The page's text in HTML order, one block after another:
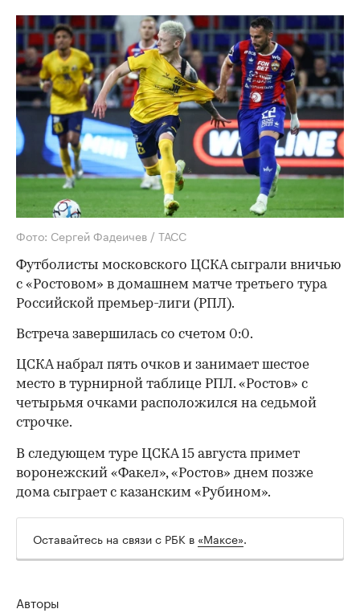
Фото: Сергей Фадеичев / ТАСС
Футболисты московского ЦСКА сыграли вничью
с «Ростовом» в домашнем матче третьего тура
Российской премьер-лиги (РПЛ).
Встреча завершилась со счетом 0:0.
ЦСКА набрал пять очков и занимает шестое
место в турнирной таблице РПЛ. «Ростов» с
четырьмя очками расположился на седьмой
строчке.
В следующем туре ЦСКА 15 августа примет
воронежский «Факел», «Ростов» днем позже
дома сыграет с казанским «Рубином».
Оставайтесь на связи с РБК в «Максе».
Авторы